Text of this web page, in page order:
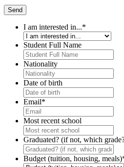
I am interested in...*
Student Full Name
Nationality
Date of birth
Email*
Most recent school
Graduated? (if not, which
Budget (tuition, housing, meals)